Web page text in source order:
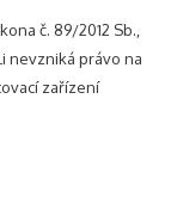
č. 89/2012 Sb.,
nevzniká právo na
zařízení